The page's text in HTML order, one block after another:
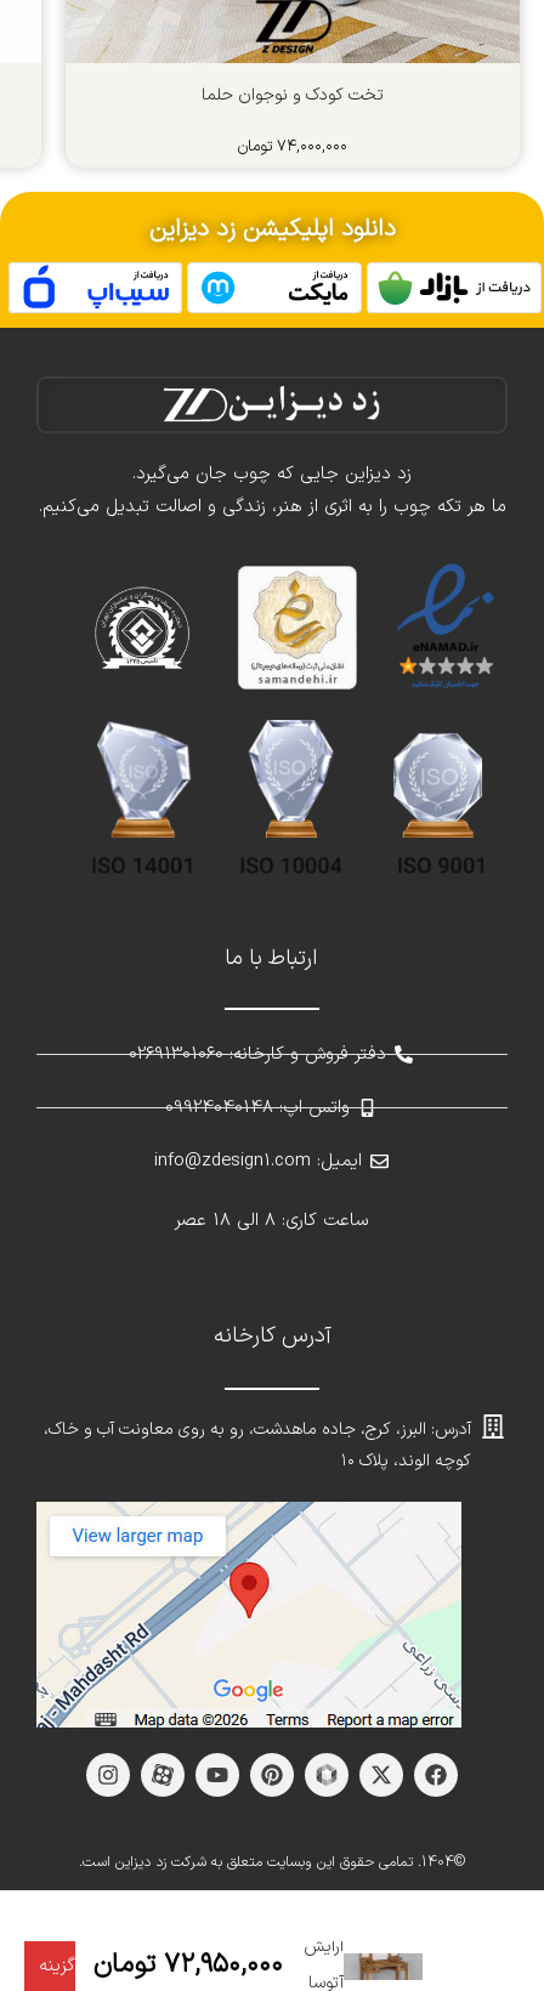
تخت کودک و نوجوان حلما
۷۴,۰۰۰,۰۰۰ تومان
دانلود اپلیکیشن زد دیزاین
زد دیزاین جایی که چوب جان می‌گیرد.
ما هر تکه چوب را به اثری از هنر، زندگی و اصالت تبدیل می‌کنیم.
ارتباط با ما
دفتر فروش و کارخانه: 02691301060
واتس اپ: 09924040148
ایمیل: info@zdesign1.com
ساعت کاری: 8 الی 18 عصر
آدرس کارخانه
آدرس: البرز، کرج، جاده ماهدشت، رو به روی معاونت آب و خاک،
کوچه الوند، پلاک ۱۰
©1404. تمامی حقوق این وبسایت متعلق به شرکت زد دیزاین است.
آرایش
آتوسا
۷۲,۹۵۰,۰۰۰ تومان
گزینه